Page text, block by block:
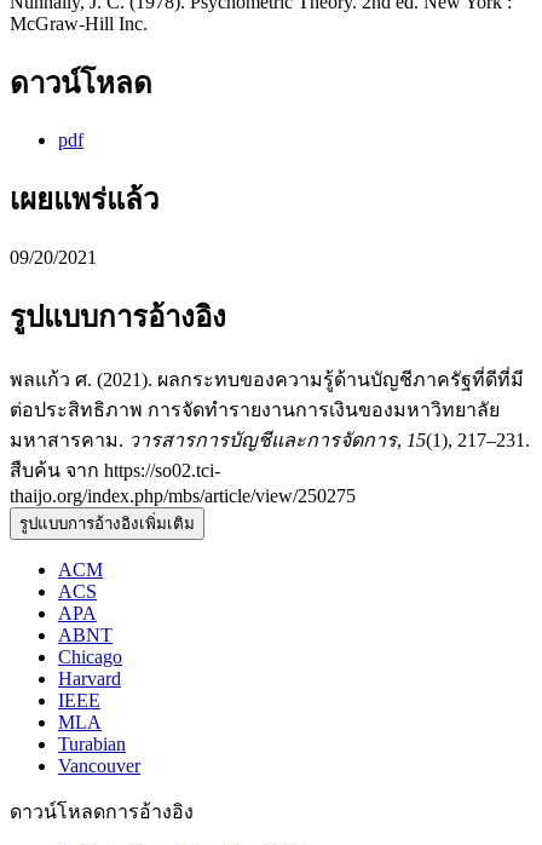
McGraw-Hill Inc.
ดาวน์โหลด
pdf
เผยแพร่แล้ว
09/20/2021
รูปแบบการอ้างอิง
พลแก้ว ศ. (2021). ผลกระทบของความรู้ด้านบัญชีภาครัฐที่ดีที่มี
ต่อประสิทธิภาพ การจัดทำรายงานการเงินของมหาวิทยาลัย
มหาสารคาม. วารสารการบัญชีและการจัดการ, 15(1), 217–231.
สืบค้น จาก https://so02.tci-
thaijo.org/index.php/mbs/article/view/250275
รูปแบบการอ้างอิงเพิ่มเติม
ACM
ACS
APA
ABNT
Chicago
Harvard
IEEE
MLA
Turabian
Vancouver
ดาวน์โหลดการอ้างอิง